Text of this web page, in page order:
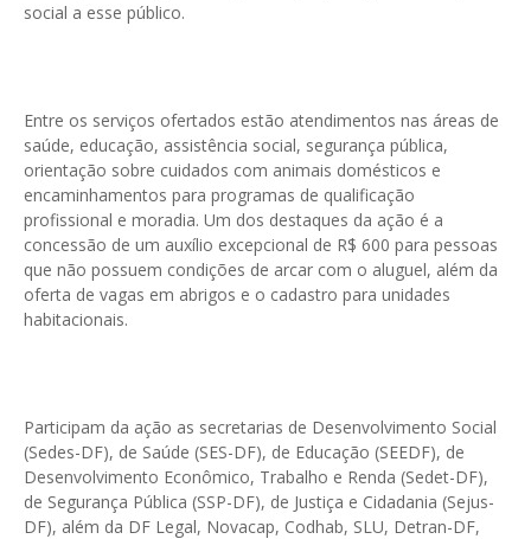
social a esse público.
Entre os serviços ofertados estão atendimentos nas áreas de
saúde, educação, assistência social, segurança pública,
orientação sobre cuidados com animais domésticos e
encaminhamentos para programas de qualificação
profissional e moradia. Um dos destaques da ação é a
concessão de um auxílio excepcional de R$ 600 para pessoas
que não possuem condições de arcar com o aluguel, além da
oferta de vagas em abrigos e o cadastro para unidades
habitacionais.
Participam da ação as secretarias de Desenvolvimento Social
(Sedes-DF), de Saúde (SES-DF), de Educação (SEEDF), de
Desenvolvimento Econômico, Trabalho e Renda (Sedet-DF),
de Segurança Pública (SSP-DF), de Justiça e Cidadania (Sejus-
DF), além da DF Legal, Novacap, Codhab, SLU, Detran-DF,